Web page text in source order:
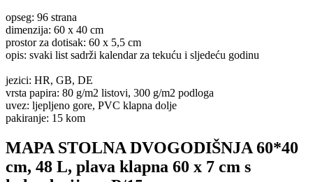
opseg: 96 strana
dimenzija: 60 x 40 cm
prostor za dotisak: 60 x 5,5 cm
opis: svaki list sadrži kalendar za tekuću i sljedeću godinu
jezici: HR, GB, DE
vrsta papira: 80 g/m2 listovi, 300 g/m2 podloga
uvez: ljepljeno gore, PVC klapna dolje
pakiranje: 15 kom
MAPA STOLNA DVOGODIŠNJA 60*40
cm, 48 L, plava klapna 60 x 7 cm s